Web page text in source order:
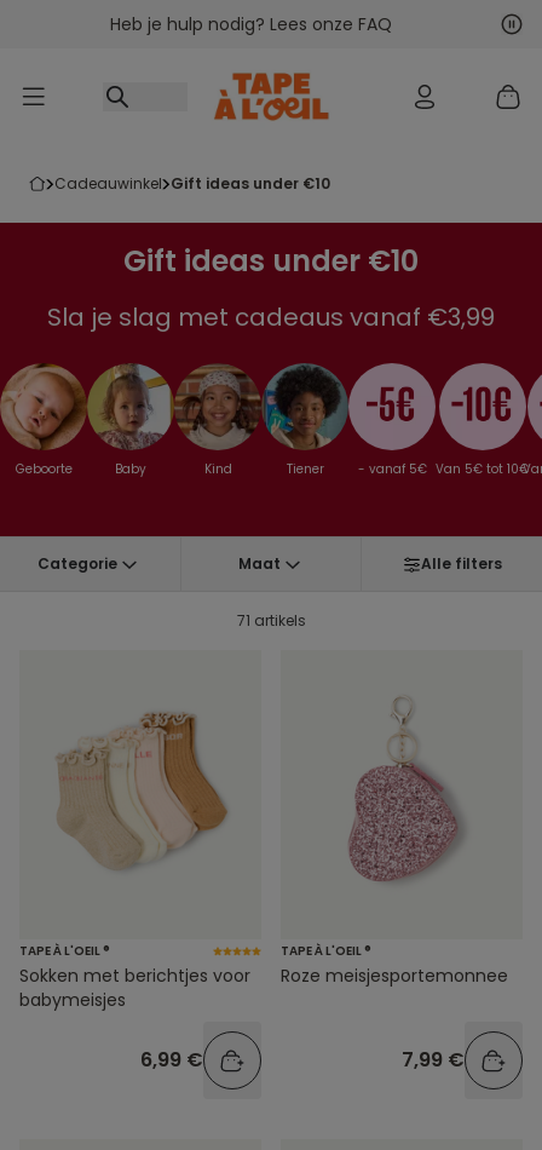
Ga naar inhoudHeb je hulp nodig? Lees onze FAQ
cadeauwinkel gift ideas under €10
Gift ideas under €10
Sla je slag met cadeaus vanaf €3,99
Geboorte Baby Kind Tiener - vanaf 5€ Van 5€ tot 10€
Categorie Maat Alle filters
71 artikels
TAPE À L'OEIL ®
Sokken met berichtjes voor
babymeisjes
6,99 €
TAPE À L'OEIL ®
Roze meisjesportemonnee
7,99 €